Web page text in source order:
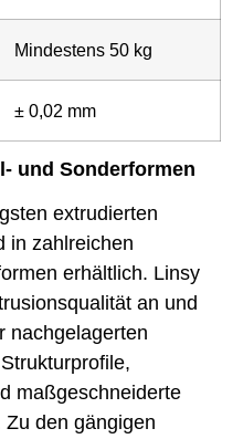
Mindestens 50 kg
± 0,02 mm
und Sonderformen
extrudierten
in zahlreichen
erhältlich. Linsy
an und
nachgelagerten
maßgeschneiderte
den gängigen